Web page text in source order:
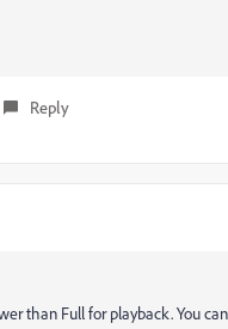
Reply
than Full for playback. You